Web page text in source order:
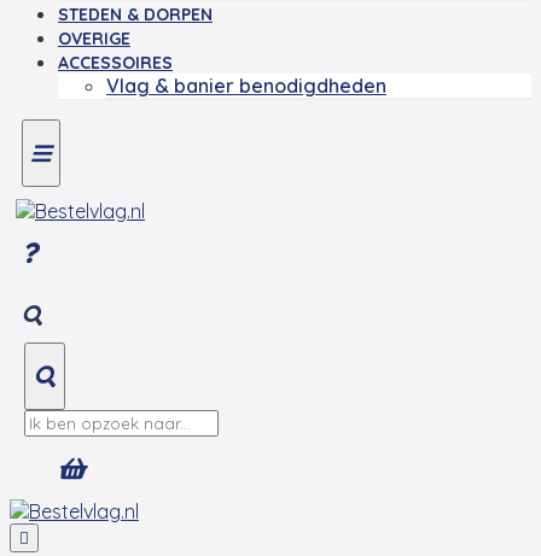
STEDEN & DORPEN
OVERIGE
ACCESSOIRES
Vlag & banier benodigdheden